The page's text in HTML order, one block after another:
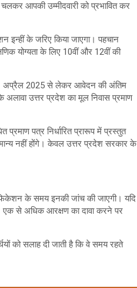
आपकी उम्मीदवारी को प्रभावित कर
के जरिए किया जाएगा। पहचान
योग्यता के लिए 10वीं और 12वीं की
1 अप्रैल 2025 से लेकर आवेदन की अंतिम
अलावा उत्तर प्रदेश का मूल निवास प्रमाण
प्रमाण पत्र निर्धारित प्रारूप में प्रस्तुत
मान्य नहीं होंगे। केवल उत्तर प्रदेश सरकार के
के समय इनकी जांच की जाएगी। यदि
एक से अधिक आरक्षण का दावा करने पर
को सलाह दी जाती है कि वे समय रहते